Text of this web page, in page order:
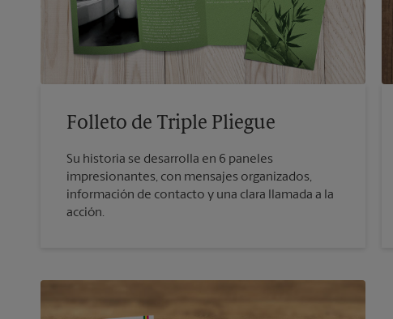
Folleto de Triple Pliegue
Su historia se desarrolla en 6 paneles
impresionantes, con mensajes organizados,
información de contacto y una clara llamada a la
acción.